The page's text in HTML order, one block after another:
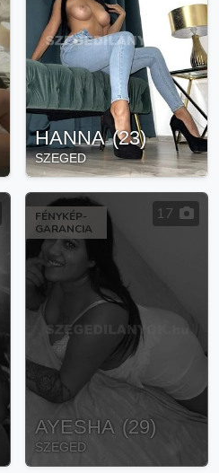
HANNA (23)
SZEGED
FÉNYKÉP-
GARANCIA
17
AYESHA (29)
SZEGED